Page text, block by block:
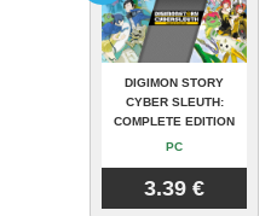
DIGIMON STORY
CYBER SLEUTH:
COMPLETE EDITION
PC
3.39 €